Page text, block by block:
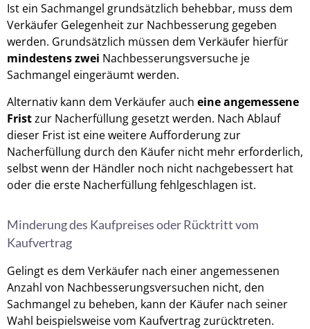
Ist ein Sachmangel grundsätzlich behebbar, muss dem
Verkäufer Gelegenheit zur Nachbesserung gegeben
werden. Grundsätzlich müssen dem Verkäufer hierfür
mindestens zwei Nachbesserungsversuche je
Sachmangel eingeräumt werden.
Alternativ kann dem Verkäufer auch eine angemessene
Fristzur Nacherfüllung gesetzt werden. Nach Ablauf
dieser Frist ist eine weitere Aufforderung zur
Nacherfüllung durch den Käufer nicht mehr erforderlich,
selbst wenn der Händler noch nicht nachgebessert hat
oder die erste Nacherfüllung fehlgeschlagen ist.
Minderung des Kaufpreises oder Rücktritt vom
Kaufvertrag
Gelingt es dem Verkäufer nach einer angemessenen
Anzahl von Nachbesserungsversuchen nicht, den
Sachmangel zu beheben, kann der Käufer nach seiner
Wahl beispielsweise vom Kaufvertrag zurücktreten.